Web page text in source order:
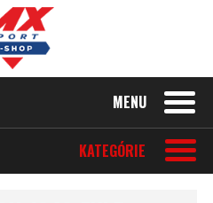
MENU
KATEGÓRIE